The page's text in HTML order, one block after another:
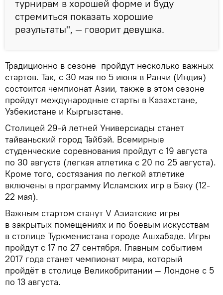
турнирам в хорошей форме и буду
стремиться показать хорошие
результаты", — говорит девушка.
Традиционно в сезоне пройдут несколько важных
стартов. Так, с 30 мая по 5 июня в Ранчи (Индия)
состоится чемпионат Азии, также в этом сезоне
пройдут международные старты в Казахстане,
Узбекистане и Кыргызстане.
Столицей 29-й летней Универсиады станет
тайваньский город Тайбэй. Всемирные
студенческие соревнования пройдут с 19 августа
по 30 августа (легкая атлетика с 20 по 25 августа).
Кроме того, состязания по легкой атлетике
включены в программу Исламских игр в Баку (12-
22 мая).
Важным стартом станут V Азиатские игры
в закрытых помещениях и по боевым искусствам
в столице Туркменистана городе Ашхабаде. Игры
пройдут с 17 по 27 сентября. Главным событием
2017 года станет чемпионат мира, который
пройдёт в столице Великобритании — Лондоне с 5
по 13 августа.